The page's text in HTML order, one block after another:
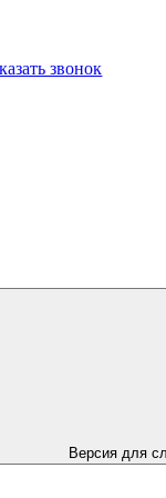
звонок